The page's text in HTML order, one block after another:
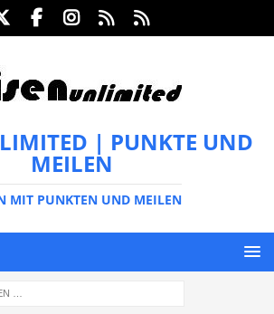
| PUNKTE UND
MEILEN
MIT PUNKTEN UND MEILEN